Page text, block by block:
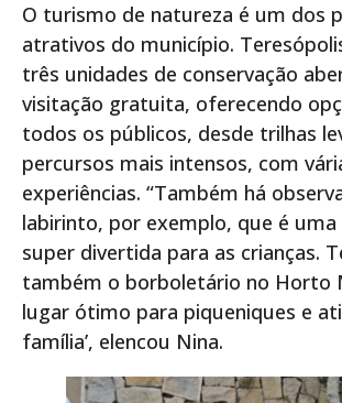
O turismo de natureza é um dos
atrativos do município.
três unidades de conservação
visitação gratuita, oferecendo
todos os públicos, desde trilhas
percursos mais intensos, com
experiências. “Também há
labirinto, por exemplo, que é uma
super divertida para as crianças.
também o borboletário no Horto
lugar ótimo para piqueniques e
família’, elencou Nina.